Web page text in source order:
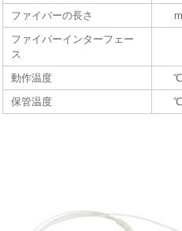
ファイバーの長さ
m
ファイバーインターフェー
ス
動作温度 ℃
保管温度
℃